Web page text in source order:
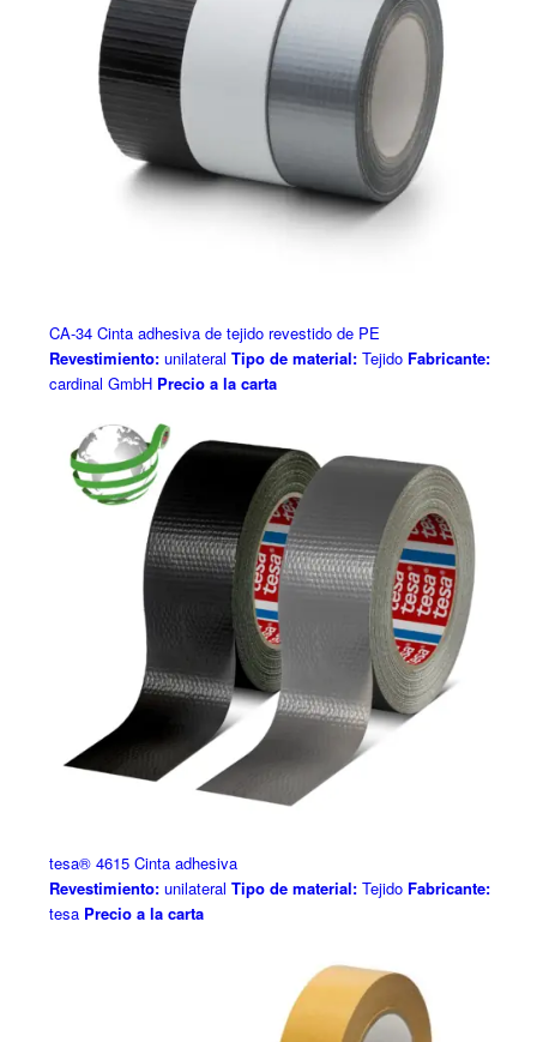
CA-34 Cinta adhesiva de tejido revestido de PE
Revestimiento:unilateral Tipo de material:Tejido Fabricante:
cardinal GmbH Precio a la carta
tesa® 4615 Cinta adhesiva
Revestimiento:unilateral Tipo de material:Tejido Fabricante:
tesa Precio a la carta